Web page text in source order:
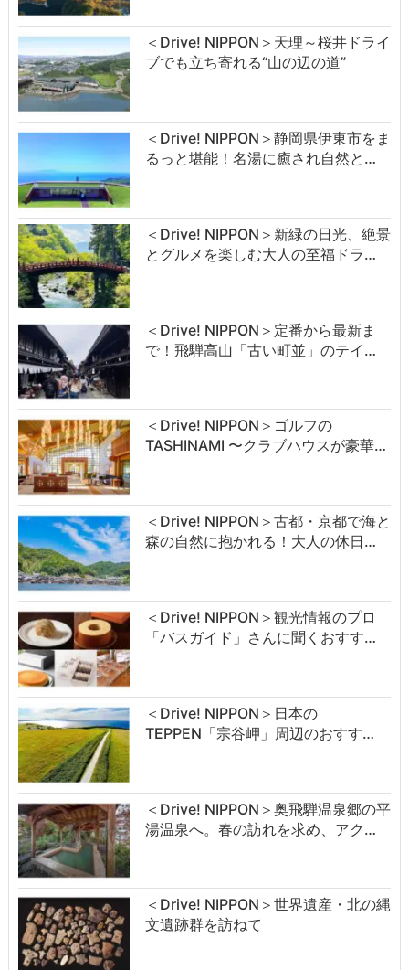
＜Drive! NIPPON＞天理～桜井ドライ
ブでも立ち寄れる“山の辺の道”
＜Drive! NIPPON＞静岡県伊東市をま
るっと堪能！名湯に癒され自然と…
＜Drive! NIPPON＞新緑の日光、絶景
とグルメを楽しむ大人の至福ドラ…
＜Drive! NIPPON＞定番から最新ま
で！飛騨高山「古い町並」のテイ…
＜Drive! NIPPON＞ゴルフの
TASHINAMI 〜クラブハウスが豪華…
＜Drive! NIPPON＞古都・京都で海と
森の自然に抱かれる！大人の休日…
＜Drive! NIPPON＞観光情報のプロ
「バスガイド」さんに聞くおすす…
＜Drive! NIPPON＞日本の
TEPPEN「宗谷岬」周辺のおすす…
＜Drive! NIPPON＞奥飛騨温泉郷の平
湯温泉へ。春の訪れを求め、アク…
＜Drive! NIPPON＞世界遺産・北の縄
文遺跡群を訪ねて